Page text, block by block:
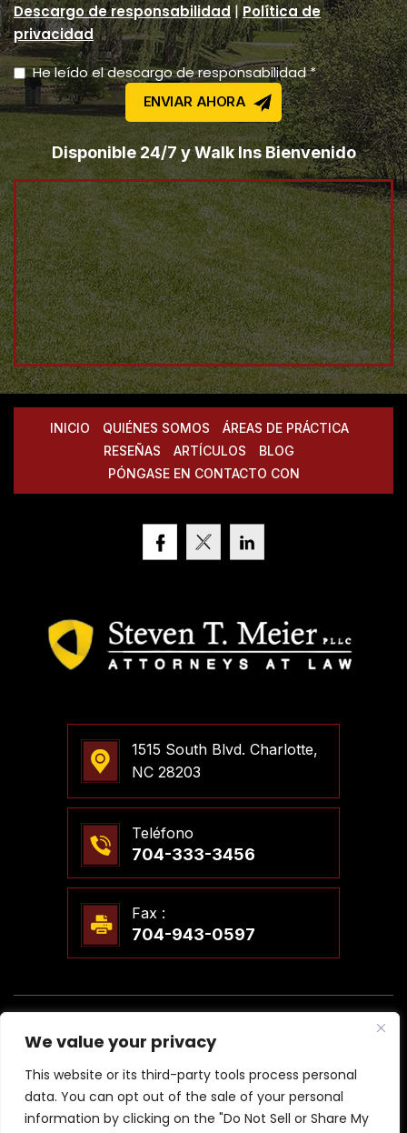
We value your privacy
This website or its third-party tools process personal
data. You can opt out of the sale of your personal
information by clicking on the "Do Not Sell or Share My
Descargo de responsabilidad|Política de
privacidad
He leído el descargo de responsabilidad *
Disponible 24/7 y Walk Ins Bienvenido
INICIO QUIÉNES SOMOS
ÁREAS DE PRÁCTICA
RESEÑAS
ARTÍCULOS
BLOG
PÓNGASE EN CONTACTO CON
1515 South Blvd. Charlotte,
NC 28203
Teléfono
704-333-3456
Fax :
704-943-0597
Derechos Reservados.
Política De Privacidad
*Las Imágenes Se Obtienen Bajo Licencia De Canva Y Otros
Proveedores Externos De Imágenes De Archivo, Y Se Incluye La